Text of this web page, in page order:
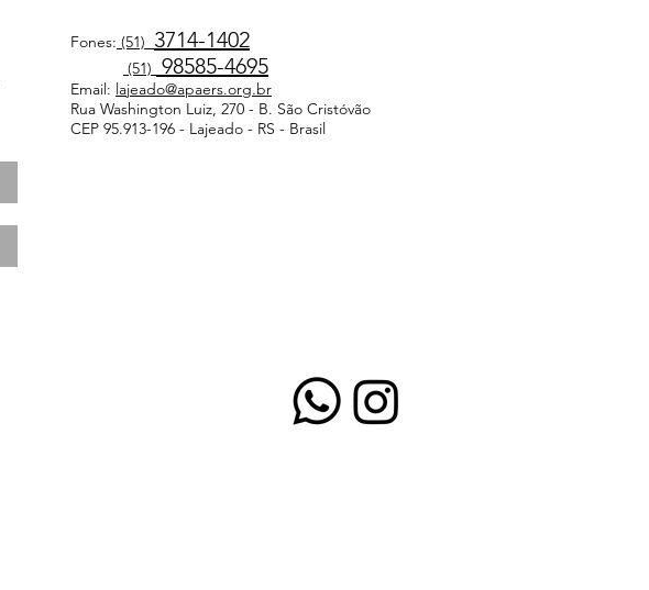
Fones: (51) 3714-1402
(51) 98585-4695
Email: lajeado@apaers.org.br
Rua Washington Luiz, 270 - B. São Cristóvão
CEP 95.913-196 - Lajeado - RS - Brasil